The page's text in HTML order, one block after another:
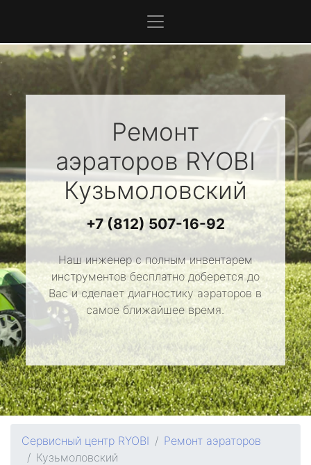
Ремонт
аэраторов RYOBI
Кузьмоловский
+7 (812) 507-16-92
Наш инженер с полным инвентарем
инструментов бесплатно доберется до
Вас и сделает диагностику аэраторов в
самое ближайшее время.
Сервисный центр RYOBI
Ремонт аэраторов
Кузьмоловский